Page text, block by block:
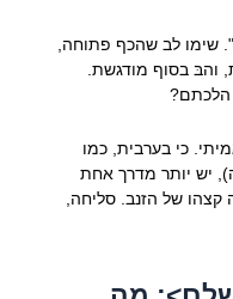
שימו לב שהכף פתוחה,
והבּ בסוף מודגשת.
הלכתם?
כי בערבית, כמו
יש יותר מדרך אחת
קצהו של הזנב. סליחה,